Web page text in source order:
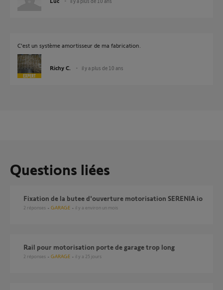
C'est un système amortisseur de ma fabrication.
Richy C. il y a plus de 10 ans
Questions liées
fixation de la butee d'ouverture motorisation SERENIA io
2 réponses GARAGE il y a environ un mois
Rail pour motorisation porte de garage trop long
2 réponses GARAGE il y a 25 jours